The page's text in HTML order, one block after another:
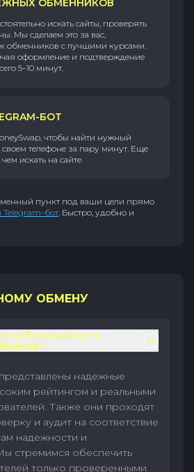
ОБМЕННИКОВ
искать сайты, проверять
Мы сделаем это за вас,
обменников с лучшими курсами.
оформление и подтверждение
5–10 минут.
БОТ
чтобы найти нужный
телефоне за пару минут. Еще
искать на сайте.
пункт под ваши цели прямо
бот. Быстро, удобно и
ОБМЕНУ
безопасность
надежные
рейтингом и реальными
Также они проходят
и аудит на соответствие
надежности и
стремимся обеспечить
только проверенными